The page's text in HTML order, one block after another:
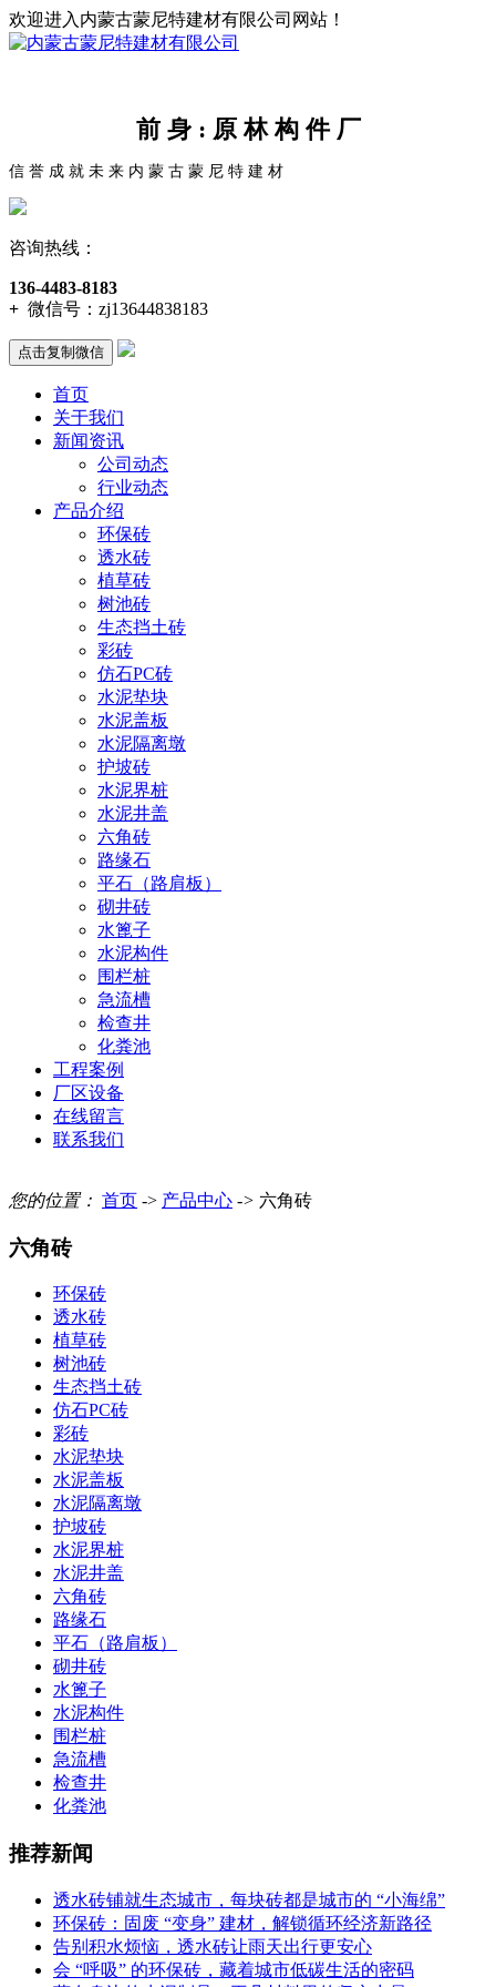
欢迎进入内蒙古蒙尼特建材有限公司网站！
前 身 : 原 林 构 件 厂
信 誉 成 就 未 来 内 蒙 古 蒙 尼 特 建 材
咨询热线：
136-4483-8183
+ 微信号： zj13644838183
点击复制微信
首页
关于我们
新闻资讯
公司动态
行业动态
产品介绍
环保砖
透水砖
植草砖
树池砖
生态挡土砖
彩砖
仿石PC砖
水泥垫块
水泥盖板
水泥隔离墩
护坡砖
水泥界桩
水泥井盖
六角砖
路缘石
平石（路肩板）
砌井砖
水篦子
水泥构件
围栏桩
急流槽
检查井
化粪池
工程案例
厂区设备
在线留言
联系我们
您的位置： 首页 -> 产品中心 -> 六角砖
六角砖
环保砖
透水砖
植草砖
树池砖
生态挡土砖
仿石PC砖
彩砖
水泥垫块
水泥盖板
水泥隔离墩
护坡砖
水泥界桩
水泥井盖
六角砖
路缘石
平石（路肩板）
砌井砖
水篦子
水泥构件
围栏桩
急流槽
检查井
化粪池
推荐新闻
透水砖铺就生态城市，每块砖都是城市的 “小海绵”
环保砖：固废 “变身” 建材，解锁循环经济新路径
告别积水烦恼，透水砖让雨天出行更安心
会 “呼吸” 的环保砖，藏着城市低碳生活的密码